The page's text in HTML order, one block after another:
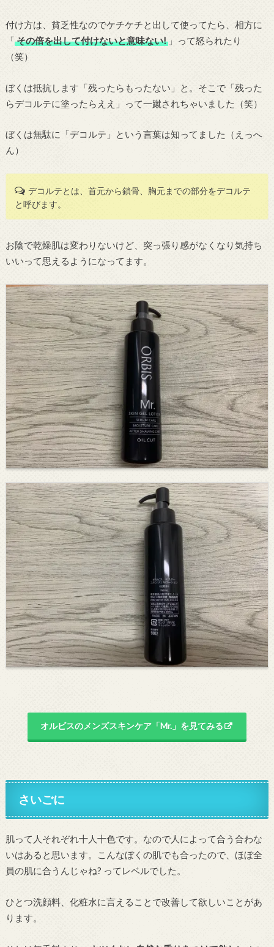
付け方は、貧乏性なのでケチケチと出して使ってたら、相方に
「 その倍を出して付けないと意味ない!」って怒られたり
（笑）
ぼくは抵抗します「残ったらもったない」と。そこで「残った
らデコルテに塗ったらええ」って一蹴されちゃいました（笑）
ぼくは無駄に「デコルテ」という言葉は知ってました（えっへ
ん）
デコルテとは、首元から鎖骨、胸元までの部分をデコルテ
と呼びます。
お陰で乾燥肌は変わりないけど、突っ張り感がなくなり気持ち
いいって思えるようになってます。
オルビスのメンズスキンケア「Mr.」を見てみる
さいごに
肌って人それぞれ十人十色です。なので人によって合う合わな
いはあると思います。こんなぼくの肌でも合ったので、ほぼ全
員の肌に合うんじゃね? ってレベルでした。
ひとつ洗顔料、化粧水に言えることで改善して欲しいことがあ
ります。